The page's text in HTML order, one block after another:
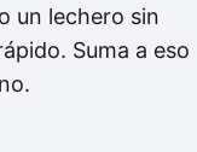
un lechero sin
Suma a eso